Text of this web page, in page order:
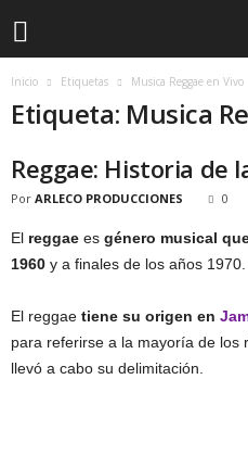
Inicio Etiquetas Musica Reggae en Vivo
Etiqueta: Musica
Reggae: Historia de
Por ARLECO PRODUCCIONES 0
El reggae es género musical
1960 y a finales de los años 1970.
El reggae tiene su origen en
para referirse a la mayoría de los
llevó a cabo su delimitación.